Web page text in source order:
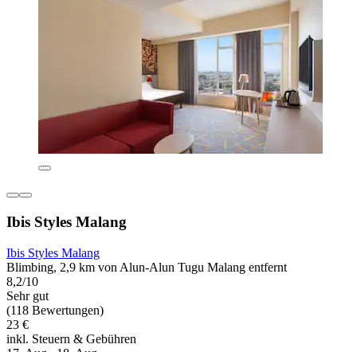
Ibis Styles Malang
Ibis Styles Malang
Blimbing, 2,9 km von Alun-Alun Tugu Malang entfernt
8,2/10
Sehr gut
(118 Bewertungen)
23 €
inkl. Steuern & Gebühren